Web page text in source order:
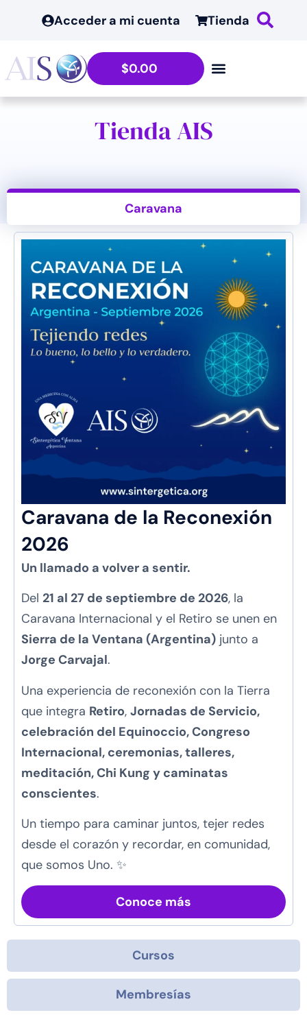
Acceder a mi cuenta Tienda
$0.00
Tienda AIS
Caravana
Cursos
Membresías
Caravana de la Reconexión
2026
Un llamado a volver a sentir.
Del 21 al 27 de septiembre de 2026, la
Caravana Internacional y el Retiro se unen en
Sierra de la Ventana (Argentina) junto a
Jorge Carvajal.
Una experiencia de reconexión con la Tierra
que integra Retiro, Jornadas de Servicio,
celebración del Equinoccio, Congreso
Internacional, ceremonias, talleres,
meditación,Chi Kung y caminatas
conscientes.
Un tiempo para caminar juntos, tejer redes
desde el corazón y recordar, en comunidad,
que somos Uno. ✨
Conoce más